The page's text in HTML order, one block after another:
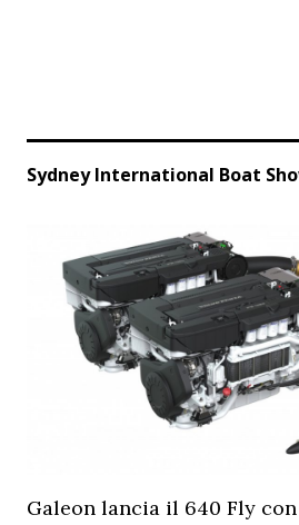
Sydney International Boat
Galeon lancia il 640 Fly con